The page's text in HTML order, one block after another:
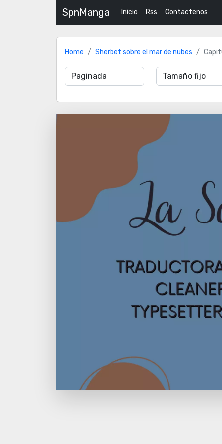
SpnManga Inicio Rss Contactenos
Home Sherbet sobre el mar de nubes